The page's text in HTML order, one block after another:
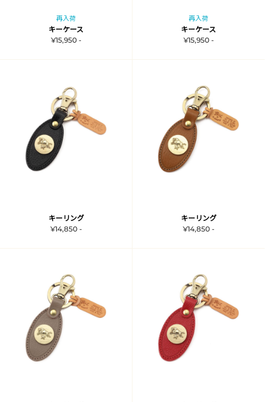
再入荷
キーケース
¥15,950 -
再入荷
キーケース
¥15,950 -
キーリング
¥14,850 -
キーリング
¥14,850 -